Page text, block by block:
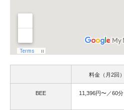
料金（月2回）
BEE 11,396円〜／60分